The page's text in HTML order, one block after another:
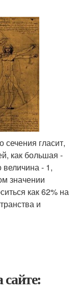
гласит,
как большая -
величина - 1,
значении
как 62% на
и